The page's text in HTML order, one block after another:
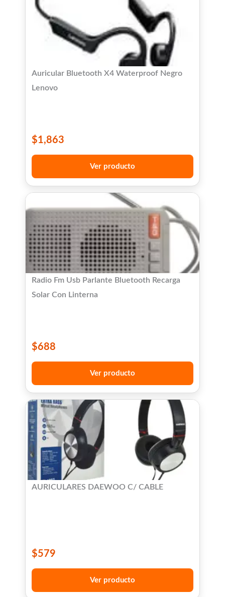
Auricular Bluetooth X4 Waterproof Negro
Lenovo
$1,863
Ver producto
Radio Fm Usb Parlante Bluetooth Recarga
Solar Con Linterna
$688
Ver producto
AURICULARES DAEWOO C/ CABLE
$579
Ver producto